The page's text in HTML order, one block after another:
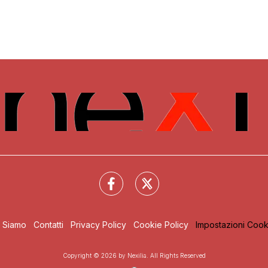
Siamo Contatti Privacy Policy Cookie Policy Impostazioni
Copyright © 2026 by Nexilia. All Rights Reserved